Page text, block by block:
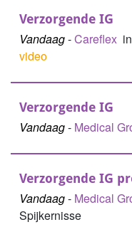
Verzorgende IG
Vandaag-Careflex in
video
Verzorgende IG
Vandaag- Medical
Verzorgende IG
Vandaag- Medical
Spijkernisse